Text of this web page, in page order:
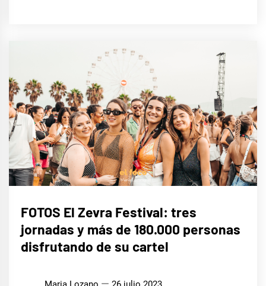
FOTOS El Zevra Festival: tres
jornadas y más de 180.000 personas
disfrutando de su cartel